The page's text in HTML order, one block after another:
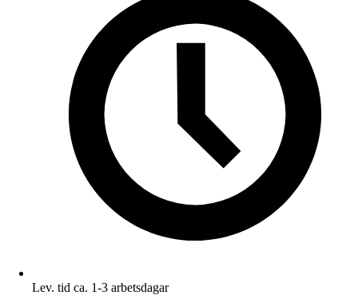
Lev. tid ca. 1-3 arbetsdagar